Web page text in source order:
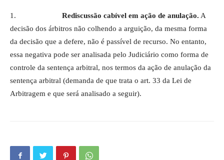
1. Rediscussão cabível em ação de anulação. A
decisão dos árbitros não colhendo a arguição, da mesma forma
da decisão que a defere, não é passível de recurso. No entanto,
essa negativa pode ser analisada pelo Judiciário como forma de
controle da sentença arbitral, nos termos da ação de anulação da
sentença arbitral (demanda de que trata o art. 33 da Lei de
Arbitragem e que será analisado a seguir).